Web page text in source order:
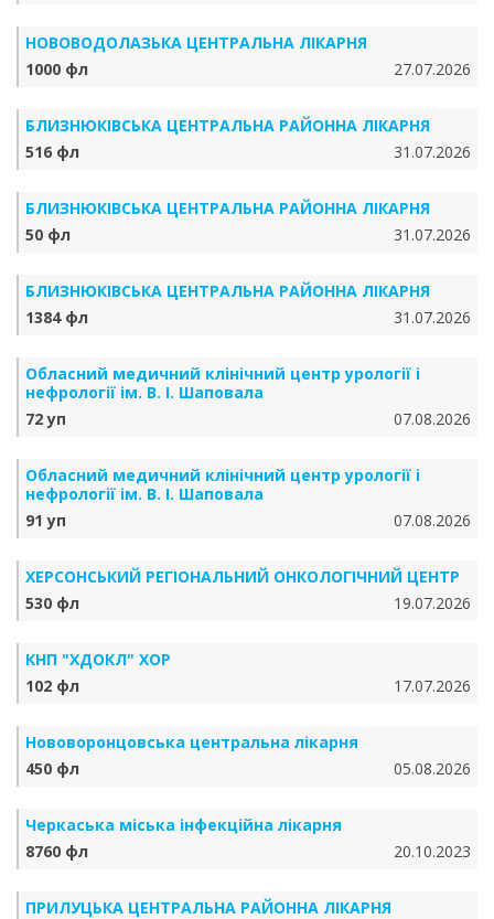
НОВОВОДОЛАЗЬКА ЦЕНТРАЛЬНА ЛІКАРНЯ
1000 фл
27.07.2026
БЛИЗНЮКІВСЬКА ЦЕНТРАЛЬНА РАЙОННА ЛІКАРНЯ
516 фл
31.07.2026
БЛИЗНЮКІВСЬКА ЦЕНТРАЛЬНА РАЙОННА ЛІКАРНЯ
50 фл
31.07.2026
БЛИЗНЮКІВСЬКА ЦЕНТРАЛЬНА РАЙОННА ЛІКАРНЯ
1384 фл
31.07.2026
Обласний медичний клінічний центр урології і
нефрології ім. В. І. Шаповала
72 уп
07.08.2026
Обласний медичний клінічний центр урології і
нефрології ім. В. І. Шаповала
91 уп
07.08.2026
ХЕРСОНСЬКИЙ РЕГІОНАЛЬНИЙ ОНКОЛОГІЧНИЙ ЦЕНТР
530 фл
19.07.2026
КНП "ХДОКЛ" ХОР
102 фл
17.07.2026
Нововоронцовська центральна лікарня
450 фл
05.08.2026
Черкаська міська інфекційна лікарня
8760 фл
20.10.2023
ПРИЛУЦЬКА ЦЕНТРАЛЬНА РАЙОННА ЛІКАРНЯ